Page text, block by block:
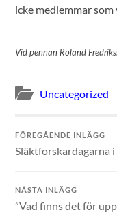
icke medlemmar
Vid pennan Roland
Uncategorized
FÖREGÅENDE INLÄGG
Släktforskardagarna
NÄSTA INLÄGG
”Vad finns det för